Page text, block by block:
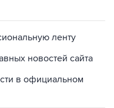
ленту
новостей сайта
в официальном